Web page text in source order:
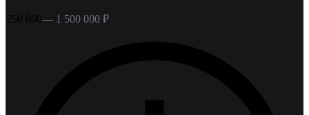
250 000— 1 500 000 ₽